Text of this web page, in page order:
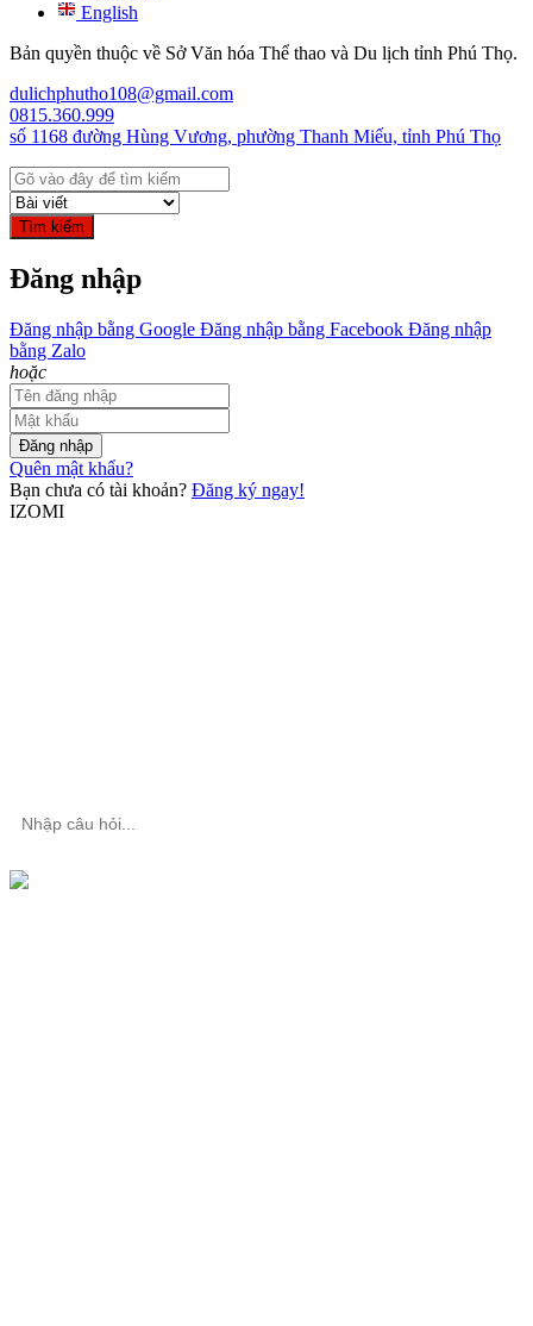
English
Bản quyền thuộc về Sở Văn hóa Thể thao và Du lịch tỉnh Phú Thọ.
dulichphutho108@gmail.com
0815.360.999
số 1168 đường Hùng Vương, phường Thanh Miếu, tỉnh Phú Thọ
Tìm kiếm
Đăng nhập
Đăng nhập bằng Google Đăng nhập bằng Facebook Đăng nhập
bằng Zalo
hoặc
Đăng nhập
Quên mật khẩu?
Bạn chưa có tài khoản? Đăng ký ngay!
IZOMI